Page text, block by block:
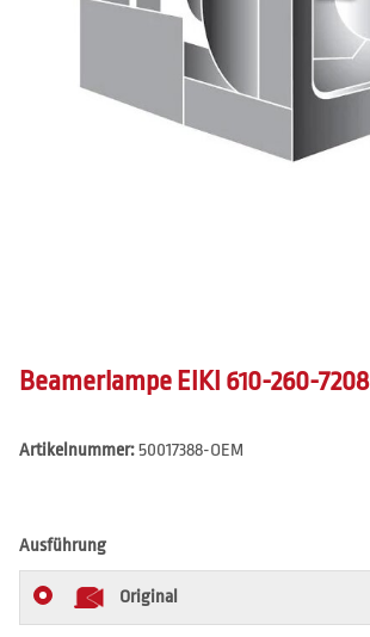
Beamerlampe EIKI 610-260-7208
Artikelnummer:50017388-OEM
Ausführung
Original